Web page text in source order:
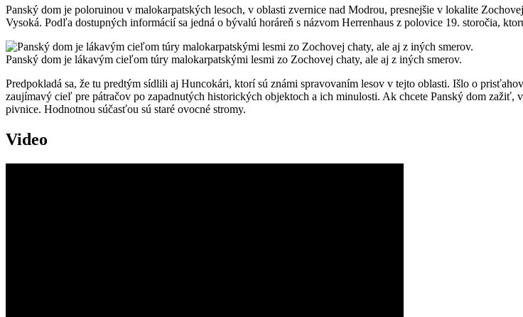
Panský dom je poloruinou v malokarpatských lesoch, v oblasti zvernice nad Modrou, presnejšie v lokalite
Vysoká. Podľa dostupných informácií sa jedná o bývalú horáreň s názvom Herrenhaus z polovice 19. storočia,
Panský dom je lákavým cieľom túry malokarpatskými lesmi zo Zochovej chaty, ale aj z iných smerov.
Predpokladá sa, že tu predtým sídlili aj Huncokári, ktorí sú známi spravovaním lesov v tejto oblasti. Išlo o
zaujímavý cieľ pre pátračov po zapadnutých historických objektoch a ich minulosti. Ak chcete Panský dom zažiť,
pivnice. Hodnotnou súčasťou sú staré ovocné stromy.
Video